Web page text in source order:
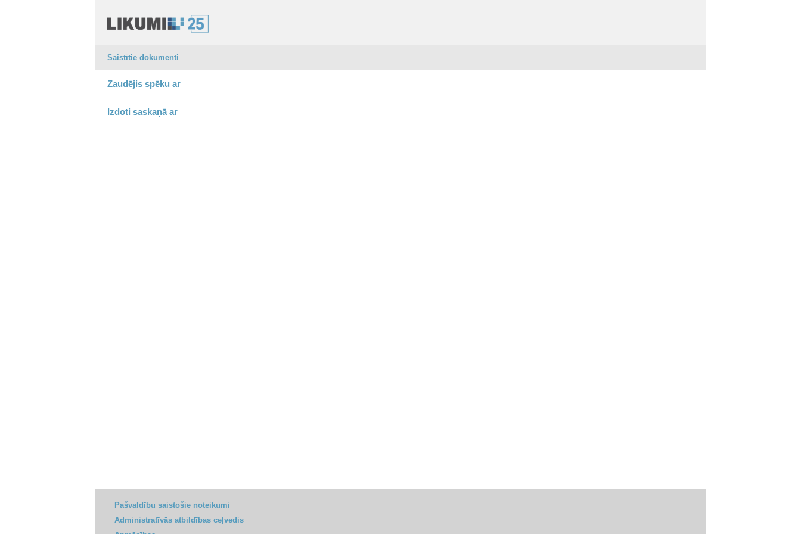
Saistītie dokumenti
Zaudējis spēku ar
Izdoti saskaņā ar
Pašvaldību saistošie noteikumi
Administratīvās atbildības ceļvedis